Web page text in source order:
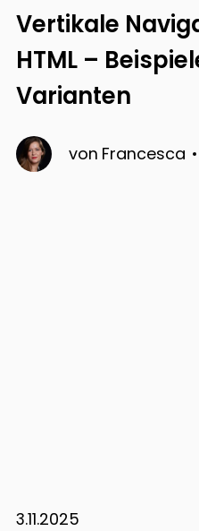
Vertikale
HTML –
Varianten
von Francesca
3.11.2025